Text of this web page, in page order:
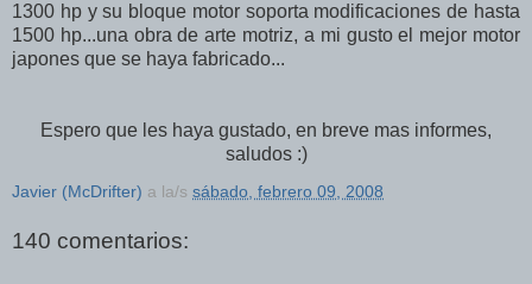
1300 hp y su bloque motor soporta modificaciones de hasta
1500 hp...una obra de arte motriz, a mi gusto el mejor motor
japones que se haya fabricado...
Espero que les haya gustado, en breve mas informes,
saludos :)
Javier (McDrifter) a la/s sábado, febrero 09, 2008
140 comentarios: